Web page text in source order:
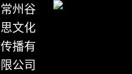
​常州谷
思文化
传播有
限公司